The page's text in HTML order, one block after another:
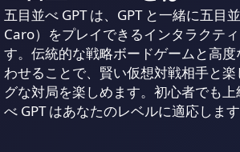
五目並べ GPT は、GPT と一緒に五目
Caro）をプレイできるインタラクテ
す。伝統的な戦略ボードゲームと高
わせることで、賢い仮想対戦相手と
グな対局を楽しめます。初心者でも
べ GPT はあなたのレベルに適応します